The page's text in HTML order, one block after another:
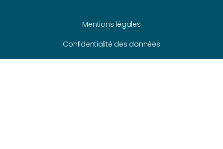
Mentions légales
Confidentialité des données